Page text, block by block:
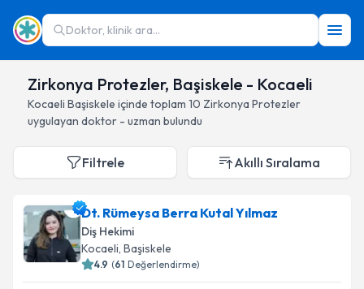
Doktor, klinik ara...
Zirkonya Protezler, Başiskele - Kocaeli
Kocaeli Başiskele içinde toplam 10 Zirkonya Protezler
uygulayan doktor - uzman bulundu
Filtrele Akıllı Sıralama
Dt. Rümeysa Berra Kutal Yılmaz
Diş Hekimi
Kocaeli, Başiskele
4.9 (61 Değerlendirme)